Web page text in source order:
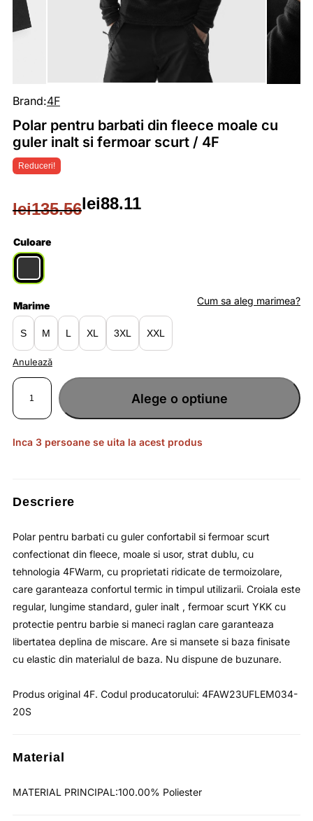
Reduceri!
Brand:4F
Polar pentru barbati din fleece moale cu
guler inalt si fermoar scurt / 4F
lei135.56
Prețul
inițial
a
fost:
lei135.56.
lei88.11
Prețul
curent
este:
lei88.11.
Culoare
Marime
S M L XL XXL
3XL
Anulează
Cum sa aleg marimea?
Cantitate
pentru
din
fleece
cu
guler
4F
Alege o optiune
Inca 3 persoane se uita la acest produs
Descriere
Polar pentru barbati cu guler confortabil si fermoar scurt
confectionat din fleece, moale si usor, strat dublu, cu
tehnologia 4FWarm, cu proprietati ridicate de termoizolare,
care garanteaza confortul termic in timpul utilizarii. Croiala este
regular, lungime standard, guler inalt , fermoar scurt YKK cu
protectie pentru barbie si maneci raglan care garanteaza
libertatea deplina de miscare. Are si mansete si baza finisate
cu elastic din materialul de baza. Nu dispune de buzunare.
Produs original 4F. Codul producatorului: 4FAW23UFLEM034-
20S
Material
MATERIAL PRINCIPAL:100.00% Poliester